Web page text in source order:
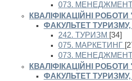
073.
КВАЛІФІКАЦІЙНІ
ФАКУЛЬТЕТ ТУРИЗМУ,
242. ТУРИЗМ [34]
075. МАРКЕТИНГ
073.
КВАЛІФІКАЦІЙНІ
ФАКУЛЬТЕТ ТУРИЗМУ,